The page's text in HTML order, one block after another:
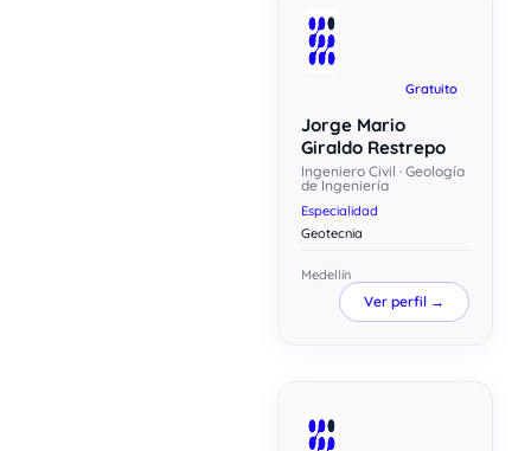
Gratuito
Jorge Mario
Giraldo Restrepo
Ingeniero Civil · Geología
de Ingeniería
Especialidad
Geotecnia
Medellín
Ver perfil →